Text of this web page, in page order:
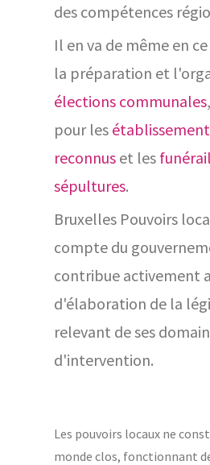
des compétences
Il en va de même en
la préparation et
élections communales
pour les
reconnuset les
sépultures.
Bruxelles Pouvoirs
compte du
contribue activement
d'élaboration de la
relevant de ses
d'intervention.
Les pouvoirs locaux ne
monde clos, fonctionnant